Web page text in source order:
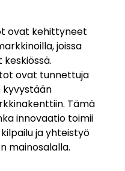
ovat kehittyneet
joissa
ovat tunnettuja
kyvystään
Tämä
innovaatio toimii
ja yhteistyö
mainosalalla.